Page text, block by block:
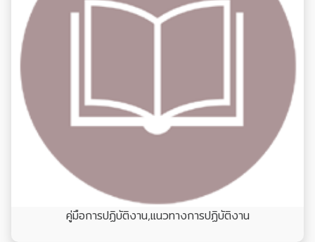
คู่มือการปฏิบัติงาน,แนวทางการปฏิบัติงาน